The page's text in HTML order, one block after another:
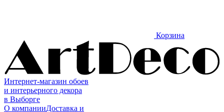
Корзина
Интернет-магазин обоев
и интерьерного декора
в Выборге
О компанииДоставка и